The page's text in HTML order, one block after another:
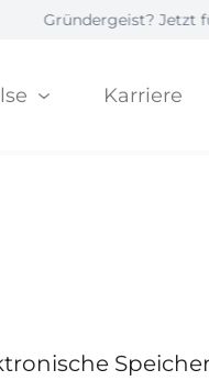
Jetzt für Code-for-
Karriere